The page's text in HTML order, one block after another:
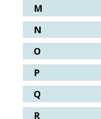
M
N
O
P
Q
R